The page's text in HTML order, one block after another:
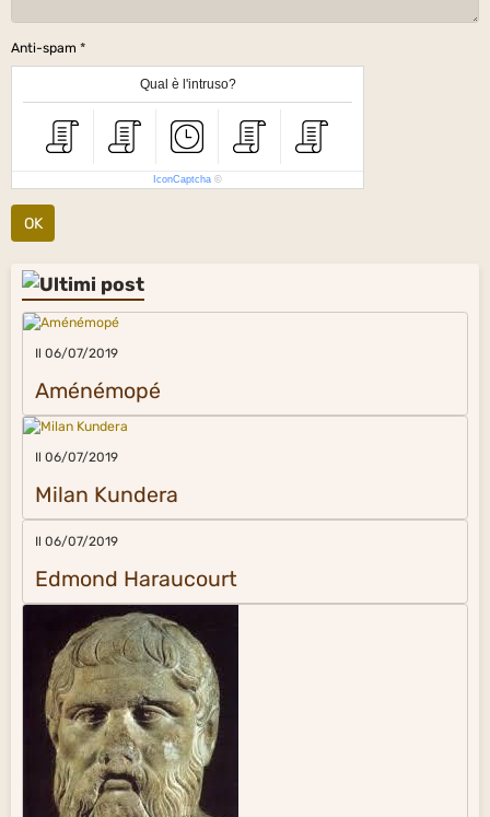
Anti-spam
Qual è l'intruso?
IconCaptcha ©
OK
Il 06/07/2019
Aménémopé
Il 06/07/2019
Milan Kundera
Il 06/07/2019
Edmond Haraucourt